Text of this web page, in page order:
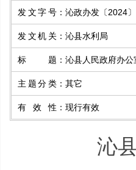
发文字号 ： 沁政办发〔2024
发文机关 ： 沁县水利局
标题 ： 沁县人民政府办
主题分类 ： 其它
有效性 ： 现行有效
沁